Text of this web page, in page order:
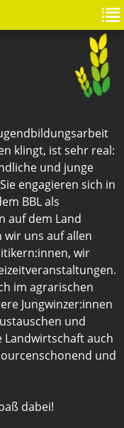
klingt, ist sehr real:
und junge
engagieren sich in
BBL als
auf dem Land
uns auf allen
wir
im agrarischen
Jungwinzer:innen
und
Landwirtschaft auch
und
dabei!